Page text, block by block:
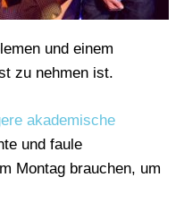
und einem
zu nehmen ist.
akademische
und faule
Montag brauchen, um